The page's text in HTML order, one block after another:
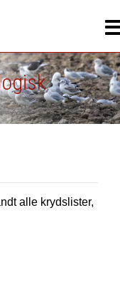
alle krydslister,